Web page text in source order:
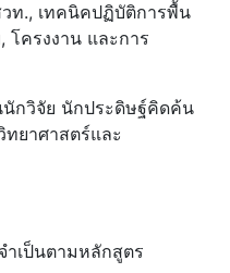
ท., เทคนิคปฏิบัติการพื้น
โครงงาน และการ
กวิจัย นักประดิษฐ์คิดค้น
ยาศาสตร์และ
เป็นตามหลักสูตร